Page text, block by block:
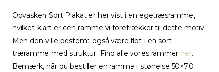
Opvasken Sort Plakat er her vist i en egetræsramme,
hvilket klart er den ramme vi foretrækker til dette motiv.
Men den ville bestemt også være flot i en sort
træramme med struktur. Find alle vores rammer her.
Bemærk, når du bestiller en ramme i størrelse 50×70